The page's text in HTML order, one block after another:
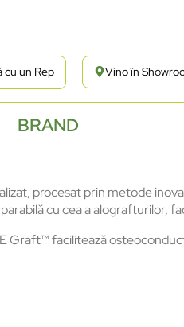
cu un Rep Vino în
BRAND
procesat prin metode
cu cea a alografturilor,
facilitează